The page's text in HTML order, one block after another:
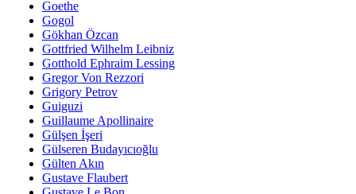
Goethe
Gogol
Gökhan Özcan
Gottfried Wilhelm Leibniz
Gotthold Ephraim Lessing
Gregor Von Rezzori
Grigory Petrov
Guiguzi
Guillaume Apollinaire
Gülşen İşeri
Gülseren Budayıcıoğlu
Gülten Akın
Gustave Flaubert